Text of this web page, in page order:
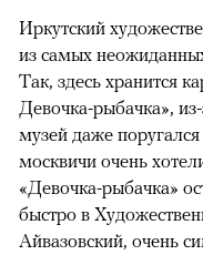
Иркутский
из самых
Так, здесь хранится
Девочка-рыбачка»,
музей даже
москвичи очень
«Девочка-рыбачка»
быстро в
Айвазовский, очень